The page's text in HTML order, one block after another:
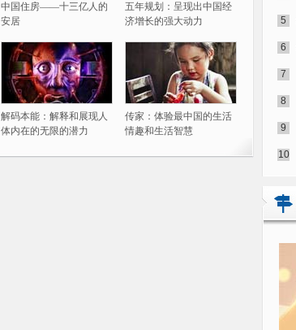
中国住房——十三亿人的
安居
五年规划：呈现出中国经
济增长的强大动力
解码本能：解释和展现人
体内在的无限的潜力
传家：体验最中国的生活
情趣和生活智慧
5
6
7
8
9
10